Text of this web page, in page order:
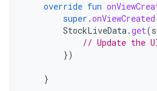
override fun
super .onViewCreated
StockLiveData.get(
// Update the
})
}